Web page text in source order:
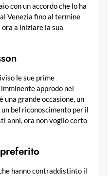
con un accordo che lo ha
Venezia fino al termine
a iniziare la sua
le sue prime
approdo nel
una grande occasione, un
bel riconoscimento per il
anni, ora non voglio certo
hanno contraddistinto il